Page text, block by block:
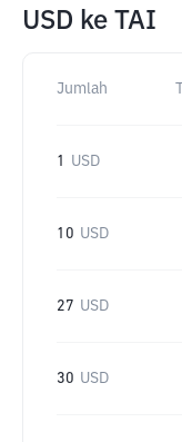
USD ke TAI
Jumlah
1 USD
10 USD
27 USD
30 USD